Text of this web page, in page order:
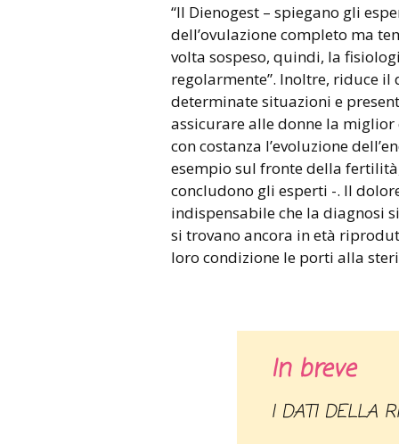
“Il Dienogest – spiegano gli
dell’ovulazione completo ma
volta sospeso, quindi, la
regolarmente”. Inoltre, riduce
determinate situazioni e
assicurare alle donne la
con costanza l’evoluzione
esempio sul fronte della
concludono gli esperti -. Il
indispensabile che la diagnosi
si trovano ancora in età
loro condizione le porti alla
In breve
I DATI DELLA